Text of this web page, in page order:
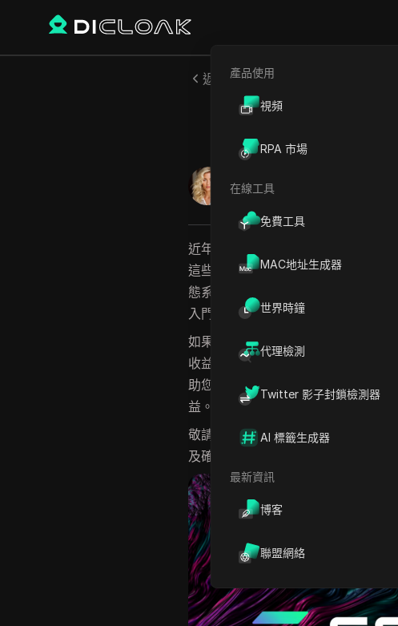
產品使用
視頻
RPA 市場
在線工具
免費工具
MAC地址生成器
世界時鐘
代理檢測
Twitter 影子封鎖檢測器
AI 標籤生成器
最新資訊
博客
聯盟網絡
返回
如
桑德拉·安德森
2025年8月
近年來，
這些空投通過參與特定活動或任務提
態系統的發展，
入門加密貨幣投資者的吸引力選擇。
如果您希望充分利用 Solana 空投
收益至關重要。本文將引導您完成參與
助您規避過程中的風險。遵循這些步
益。
敬請期待我們深入探討Solana 空投
及確保您